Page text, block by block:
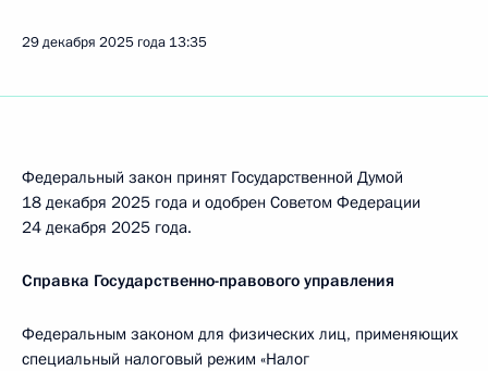
29 декабря 2025 года 13:35
Федеральный закон принят Государственной Думой
18 декабря 2025 года и одобрен Советом Федерации
24 декабря 2025 года.
Справка Государственно-правового управления
Федеральным законом для физических лиц, применяющих
специальный налоговый режим «Налог